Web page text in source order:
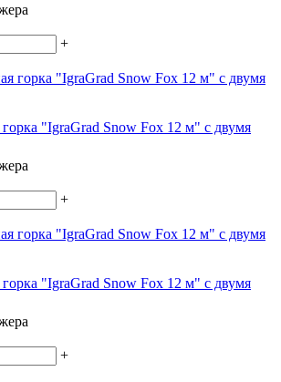
+
"IgraGrad Snow Fox 12 м" с двумя
+
"IgraGrad Snow Fox 12 м" с двумя
+